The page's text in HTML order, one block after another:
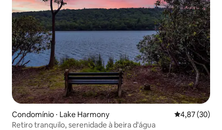
Condomínio ⋅ Lake Harmony 4,87 de uma
4,87 (30)
Retiro tranquilo, serenidade à beira d'água